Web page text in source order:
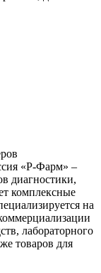
«Р-Фарм» –
диагностики,
комплексные
на
лабораторного
товаров для